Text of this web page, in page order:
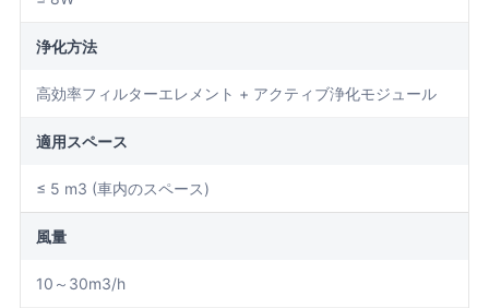
浄化方法
高効率フィルターエレメント + アクティブ浄化モジュール
適用スペース
≤ 5 m3 (車内のスペース)
風量
10～30m3/h